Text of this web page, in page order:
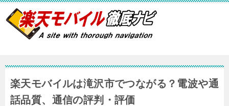
楽天モバイルは滝沢市でつながる？電波や通
話品質、通信の評判・評価